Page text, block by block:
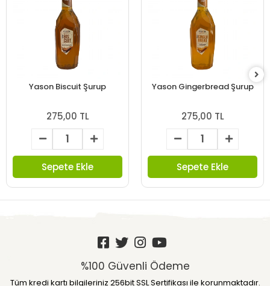
Yason Biscuit Şurup
275,00 TL
Sepete Ekle
Yason Gingerbread Şurup
275,00 TL
Sepete Ekle
%100 Güvenli Ödeme
Tüm kredi kartı bilgileriniz 256bit SSL Sertifikası ile korunmaktadır.